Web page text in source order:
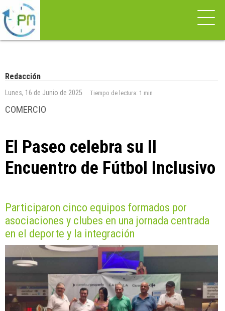
Redacción
Lunes, 16 de Junio de 2025 Tiempo de lectura: 1 min
COMERCIO
El Paseo celebra su II
Encuentro de Fútbol Inclusivo
Participaron cinco equipos formados por
asociaciones y clubes en una jornada centrada
en el deporte y la integración